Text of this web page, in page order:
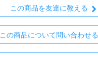
この商品を友達に教える
この商品について問い合わせる